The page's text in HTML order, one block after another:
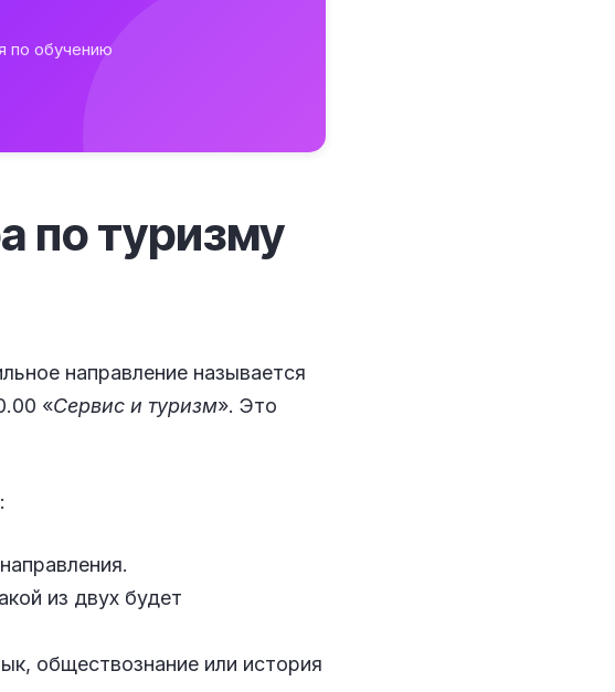
по обучению
по туризму
направление называется
«Сервис и туризм». Это
из двух будет
обществознание или история